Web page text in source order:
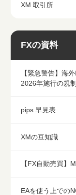
XM 取引所
FXの資料
【緊急警告】海
2026年施行の規
pips 早見表
XMの豆知識
【FX自動売買】
EAを使う上での